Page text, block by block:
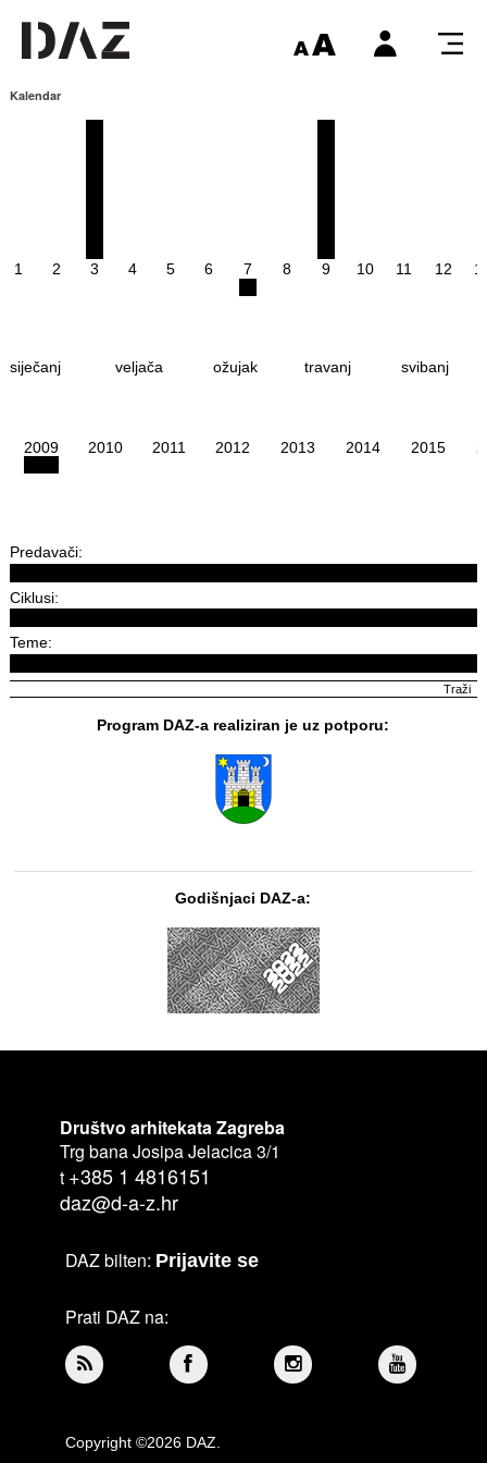
Kalendar
1 2 3 4 5 6 7 8 9 10 11 12
siječanj veljača ožujak travanj svibanj
2009 2010 2011 2012 2013 2014 2015
Predavači:
Ciklusi:
Teme:
Program DAZ-a realiziran je uz potporu:
Godišnjaci DAZ-a:
Društvo arhitekata Zagreba
Trg bana Josipa Jelacica 3/1
t +385 1 4816151
daz@d-a-z.hr
DAZ bilten: Prijavite se
Prati DAZ na:
Copyright ©2026 DAZ.